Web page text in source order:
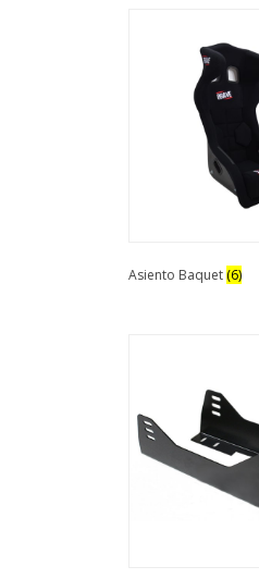
Asiento Baquet (6)